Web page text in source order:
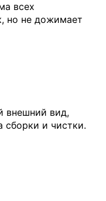
всех
но не дожимает
внешний вид,
сборки и чистки.